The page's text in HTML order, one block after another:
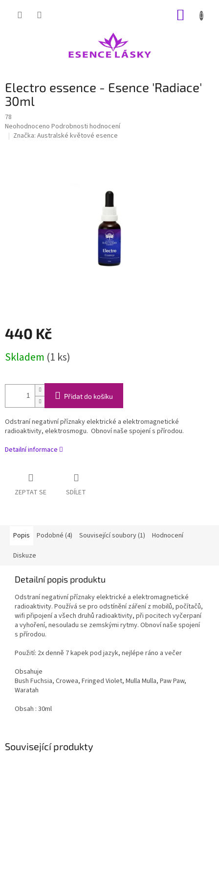
Electro essence - Esence 'Radiace'
30ml
78
Průměrné
hodnocení
Neohodnoceno Podrobnosti hodnocení
Značka: Australské květové esence
440 Kč
cena:
Skladem (1 ks)
Přidat do košíku
Odstraní negativní příznaky elektrické a elektromagnetické
radioaktivity, elektrosmogu. Obnoví naše spojení s přírodou.
Detailní informace
ZEPTAT SE SDÍLET
Související produkty
Popis Podobné (4) Související soubory (1) Hodnocení
Diskuze
Detailní popis produktu
Odstraní negativní příznaky elektrické a elektromagnetické
radioaktivity. Používá se pro odstínění záření z mobilů, počítačů,
wifi připojení a všech druhů radioaktivity, při pocitech vyčerpaní
a vyhoření, nesouladu se zemskými rytmy. Obnoví naše spojení
s přírodou.
Použití: 2x denně 7 kapek pod jazyk, nejlépe ráno a večer
Obsahuje
Bush Fuchsia, Crowea, Fringed Violet, Mulla Mulla, Paw Paw,
Waratah
Obsah : 30ml